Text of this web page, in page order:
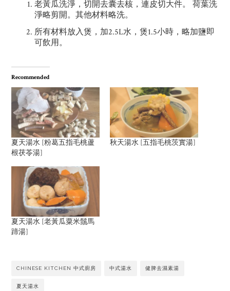
老黃瓜洗淨，切開去囊去核，連皮切大件。 荷葉洗
淨略剪開。其他材料略洗。
所有材料放入煲，加2.5L水，煲1.5小時，略加鹽即
可飲用。
Recommended
夏天湯水 [粉葛五指毛桃蘆
根茯苓湯]
秋天湯水 [五指毛桃茨實湯]
夏天湯水 [老黃瓜粟米鬚馬
蹄湯]
CHINESE KITCHEN 中式廚房 中式湯水 健脾去濕素湯
夏天湯水